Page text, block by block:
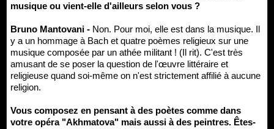
musique ou vient-elle d'ailleurs selon vous ?
Bruno Mantovani - Non. Pour moi, elle est dans la musique. Il
y a un hommage à Bach et quatre poèmes religieux sur une
musique composée par un athée militant ! (Il rit). C'est très
amusant de se poser la question de l'œuvre littéraire et
religieuse quand soi-même on n'est strictement affilié à aucune
religion.
Vous composez en pensant à des poètes comme dans
votre opéra "Akhmatova" mais aussi à des peintres. Êtes-